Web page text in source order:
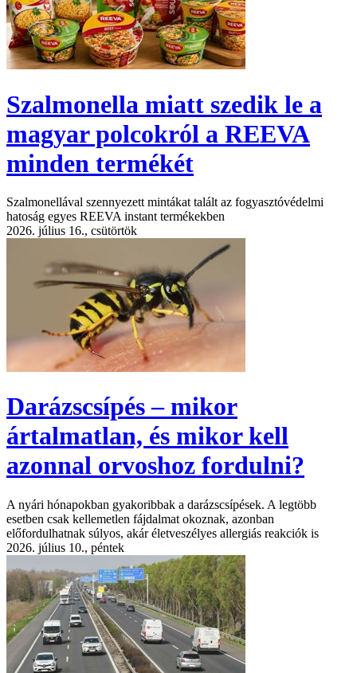
Szalmonella miatt szedik le a
magyar polcokról a REEVA
minden termékét
Szalmonellával szennyezett mintákat talált az fogyasztóvédelmi
hatoság egyes REEVA instant termékekben
2026. július 16., csütörtök
Darázscsípés – mikor
ártalmatlan, és mikor kell
azonnal orvoshoz fordulni?
A nyári hónapokban gyakoribbak a darázscsípések. A legtöbb
esetben csak kellemetlen fájdalmat okoznak, azonban
előfordulhatnak súlyos, akár életveszélyes allergiás reakciók is
2026. július 10., péntek